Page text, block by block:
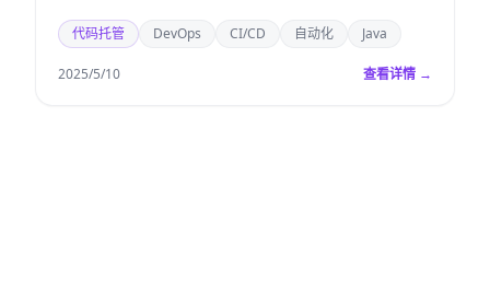
代码托管 DevOps CI/CD 自动化 Java
2025/5/10 查看详情 →